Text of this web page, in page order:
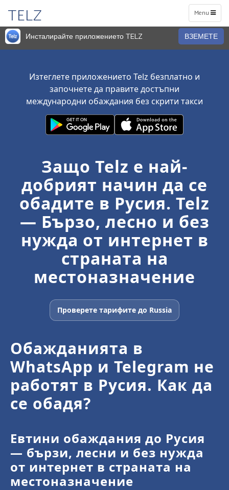
Toggle
navigation
Menu
TELZ
Инсталирайте приложението TELZ ВЗЕМЕТЕ
Изтеглете приложението Telz безплатно и
започнете да правите достъпни
международни обаждания без скрити такси
Защо Telz е най-
добрият начин да се
обадите в Русия. Telz
— Бързо, лесно и без
нужда от интернет в
страната на
местоназначение
Проверете тарифите до Russia
Обажданията в
WhatsApp и Telegram не
работят в Русия. Как да
се обадя?
Евтини обаждания до Русия
— бързи, лесни и без нужда
от интернет в страната на
местоназначение